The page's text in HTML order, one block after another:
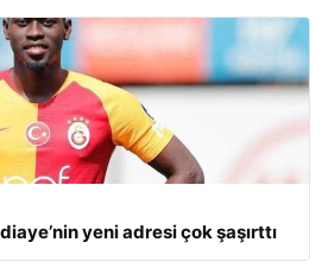
yeni adresi çok şaşırttı